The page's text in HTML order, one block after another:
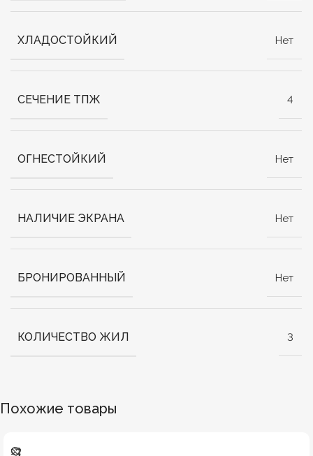
ХЛАДОСТОЙКИЙ Нет
СЕЧЕНИЕ ТПЖ 4
ОГНЕСТОЙКИЙ Нет
НАЛИЧИЕ ЭКРАНА Нет
БРОНИРОВАННЫЙ Нет
КОЛИЧЕСТВО ЖИЛ 3
Похожие товары